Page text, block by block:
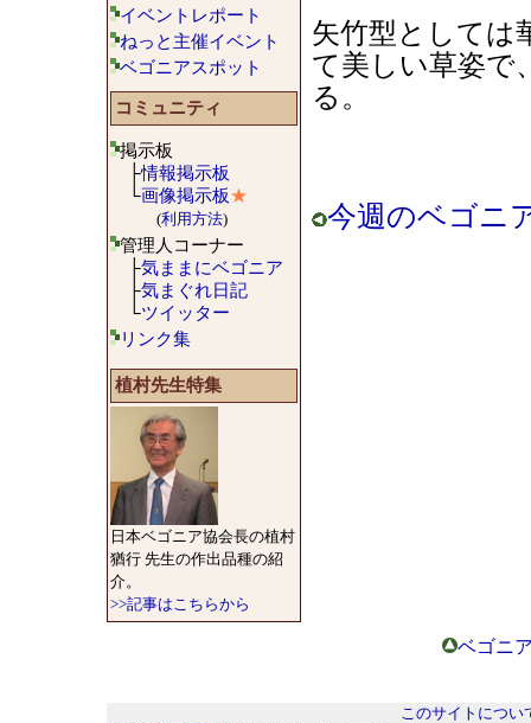
イベントレポート
ねっと主催イベント
ベゴニアスポット
コミュニティ
掲示板
├情報掲示板
└画像掲示板★
(利用方法)
管理人コーナー
├気ままにベゴニア
├気まぐれ日記
└ツイッター
リンク集
植村先生特集
日本ベゴニア協会長の植村
猶行 先生の作出品種の紹
介。
>>記事はこちらから
矢竹型としては
て美しい草姿で
る。
今週のベゴニ
ベゴニ
このサイトについ